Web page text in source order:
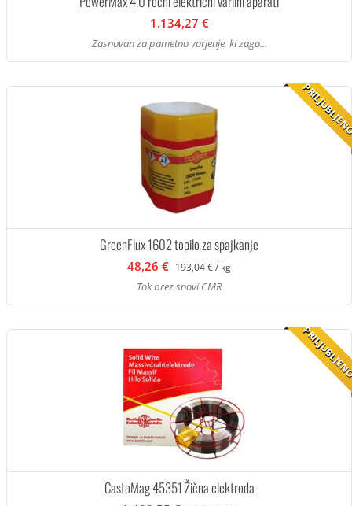
1.134,27 €
Zasnovan za pametno varjenje, ki zago...
GreenFlux 1602 topilo za spajkanje
48,26 € 193,04 € / kg
Tok brez snovi CMR
CastoMag 45351 Žična elektroda